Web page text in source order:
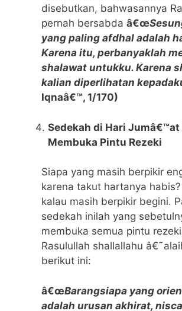
disebutkan, bahwasannya
pernah bersabda â€œ
yang paling afdhal adalah
Karena itu, perbanyaklah
shalawat untukku. Karena
kalian diperlihatan
Iqnaâ€™, 1/170)
Sedekah di Hari Jumâ€™at
Membuka Pintu Rezeki
Siapa yang masih berpikir
karena takut hartanya
kalau masih berpikir begini.
sedekah inilah yang
membuka semua pintu
Rasulullah shallallahu
berikut ini:
â€œBarangsiapa yang
adalah urusan akhirat,